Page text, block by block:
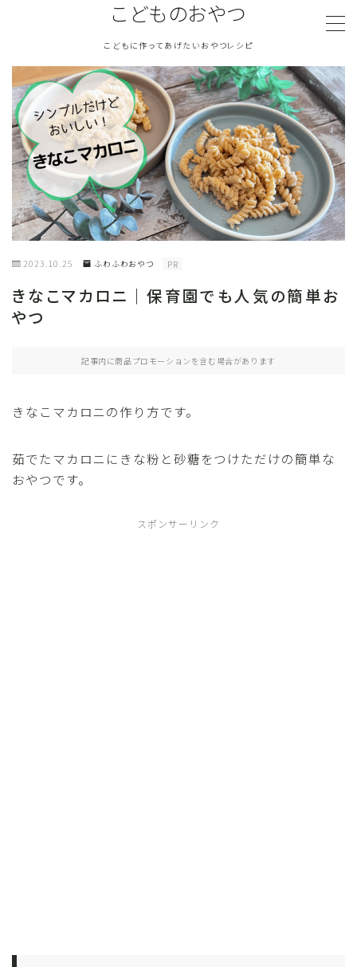
こどものおやつ
こどもに作ってあげたいおやつレシピ
TOPページ
『こどものおやつ』について
ふわふわおやつ
さくさくおやつ
塩気のあるおやつ
お問い合わせ
2023.10.25 ふわふわおやつ PR
きなこマカロニ｜保育園でも人気の簡単お
やつ
記事内に商品プロモーションを含む場合があります
きなこマカロニの作り方です。
茹でたマカロニにきな粉と砂糖をつけただけの簡単な
おやつです。
スポンサーリンク